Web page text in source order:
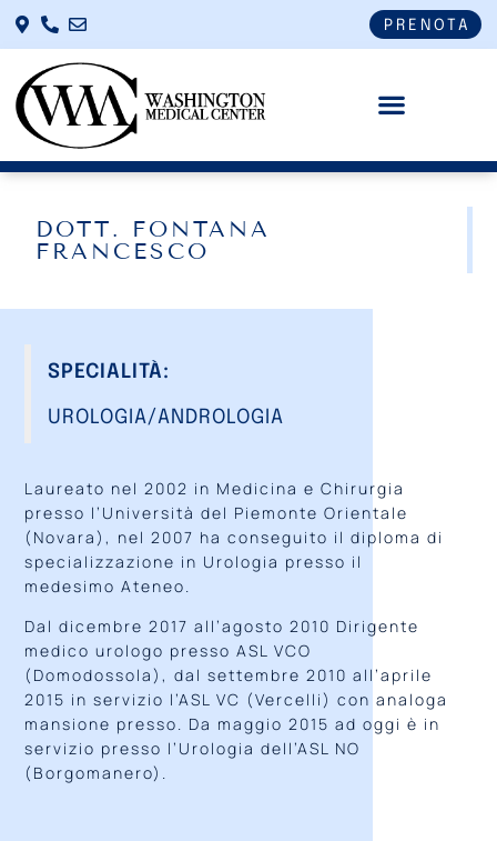
PRENOTA
DOTT. FONTANA
FRANCESCO
SPECIALITÀ:
UROLOGIA/ANDROLOGIA
Laureato nel 2002 in Medicina e Chirurgia
presso l’Università del Piemonte Orientale
(Novara), nel 2007 ha conseguito il diploma di
specializzazione in Urologia presso il
medesimo Ateneo.
Dal dicembre 2017 all’agosto 2010 Dirigente
medico urologo presso ASL VCO
(Domodossola), dal settembre 2010 all’aprile
2015 in servizio l’ASL VC (Vercelli) con analoga
mansione presso. Da maggio 2015 ad oggi è in
servizio presso l’Urologia dell’ASL NO
(Borgomanero).